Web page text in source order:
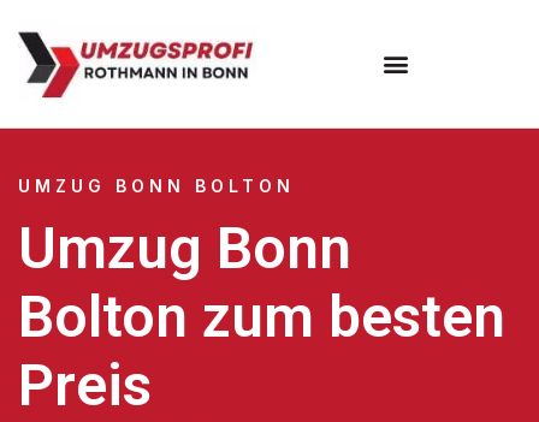
UMZUG BONN BOLTON
Umzug Bonn
Bolton zum besten
Preis